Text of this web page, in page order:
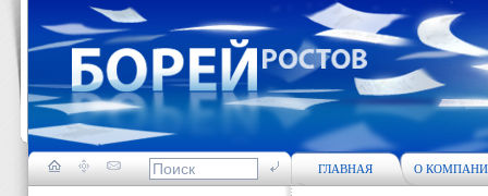
ГЛАВНАЯ О